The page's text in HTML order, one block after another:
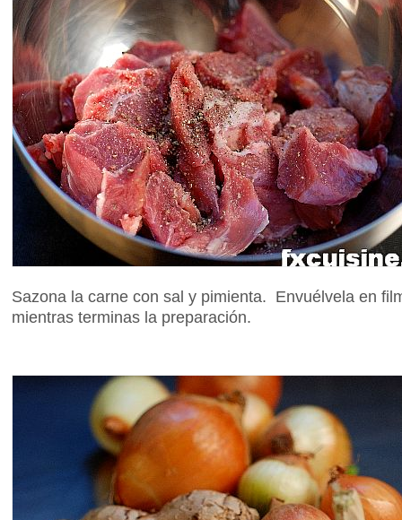
Sazona la carne con sal y pimienta. Envuélvela en
mientras terminas la preparación.